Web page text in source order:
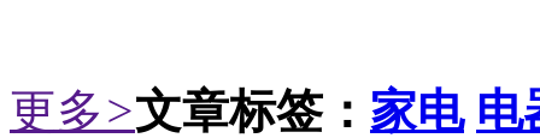
更多>文章标签： 家电 电